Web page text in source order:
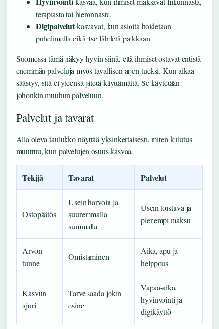
terapiasta tai hieronnasta.
Digipalvelutkasvavat, kun asioita hoidetaan
puhelimella eikä itse lähdetä paikkaan.
Suomessa tämä näkyy hyvin siinä, että ihmiset ostavat entistä
enemmän palveluja myös tavallisen arjen tueksi. Kun aikaa
säästyy, sitä ei yleensä jätetä käyttämättä. Se käytetään
johonkin muuhun palveluun.
Palvelut ja tavarat
Alla oleva taulukko näyttää yksinkertaisesti, miten kulutus
muuttuu, kun palvelujen osuus kasvaa.
Tekijä Tavarat Palvelut
Ostopäätös
Usein harvoin ja
suuremmalla
summalla
Usein toistuva ja
pienempi maksu
Arvon
tunne
Omistaminen
Aika, apu ja
helppous
Kasvun
ajuri
Tarve saada jokin
esine
Vapaa-aika,
hyvinvointi ja
digikäyttö